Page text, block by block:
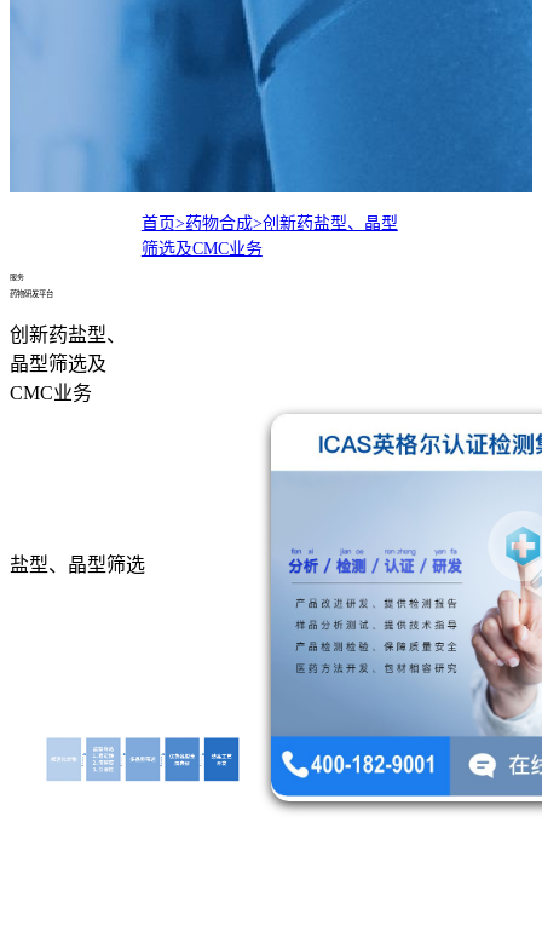
首页>药物合成>创新药盐型、晶型
筛选及CMC业务
服务
药物研发平台
创新药盐型、
晶型筛选及
CMC业务
盐型、晶型筛选